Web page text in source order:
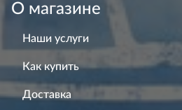
О магазине
Наши услуги
Как купить
Доставка